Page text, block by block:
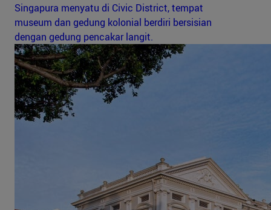
Singapura menyatu di Civic District, tempat
museum dan gedung kolonial berdiri bersisian
dengan gedung pencakar langit.